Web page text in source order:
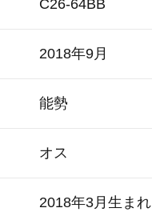
C26-64BB
2018年9月
能勢
オス
2018年3月生まれ